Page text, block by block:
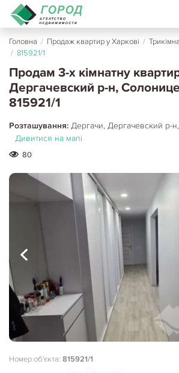
Головна / Продаж квартир у Харкові /
/ 815921/1
Продам 3-х кімнатну
Дергачевский р-н,
815921/1
Розташування: Дергачи, Дергачевский р-
Дивитися на мапі
80
Номер об'єкта: 815921/1